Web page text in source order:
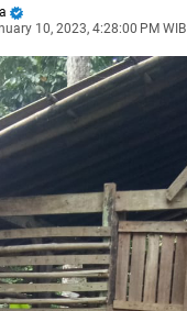
10, 2023, 4:28:00 PM WIB